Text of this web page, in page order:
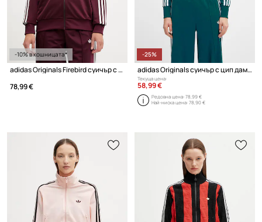
-10% в кошницата*
adidas Originals Firebird суичър с цип дамски
78,99 €
-25%
adidas Originals суичър с цип дамски
Текуща цена:
58,99 €
Редовна цена:78,99 €
Най-ниска цена:78,90 €